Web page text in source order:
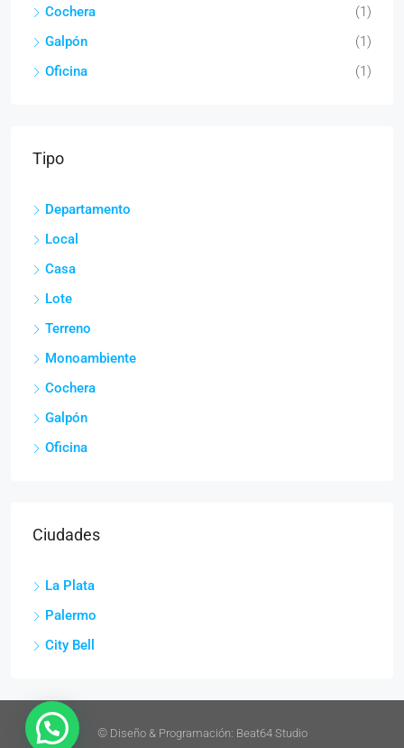
Cochera
(1)
Galpón
(1)
Oficina
(1)
Tipo
Departamento
Local
Casa
Lote
Terreno
Monoambiente
Cochera
Galpón
Oficina
Ciudades
La Plata
Palermo
City Bell
© Diseño & Programación: Beat64 Studio